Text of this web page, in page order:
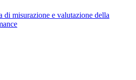
di misurazione e valutazione della